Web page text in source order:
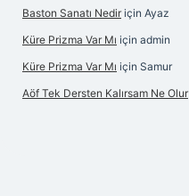
Baston Sanatı Nedir için Ayaz
Küre Prizma Var Mı için admin
Küre Prizma Var Mı için Samur
Aöf Tek Dersten Kalırsam Ne Olur